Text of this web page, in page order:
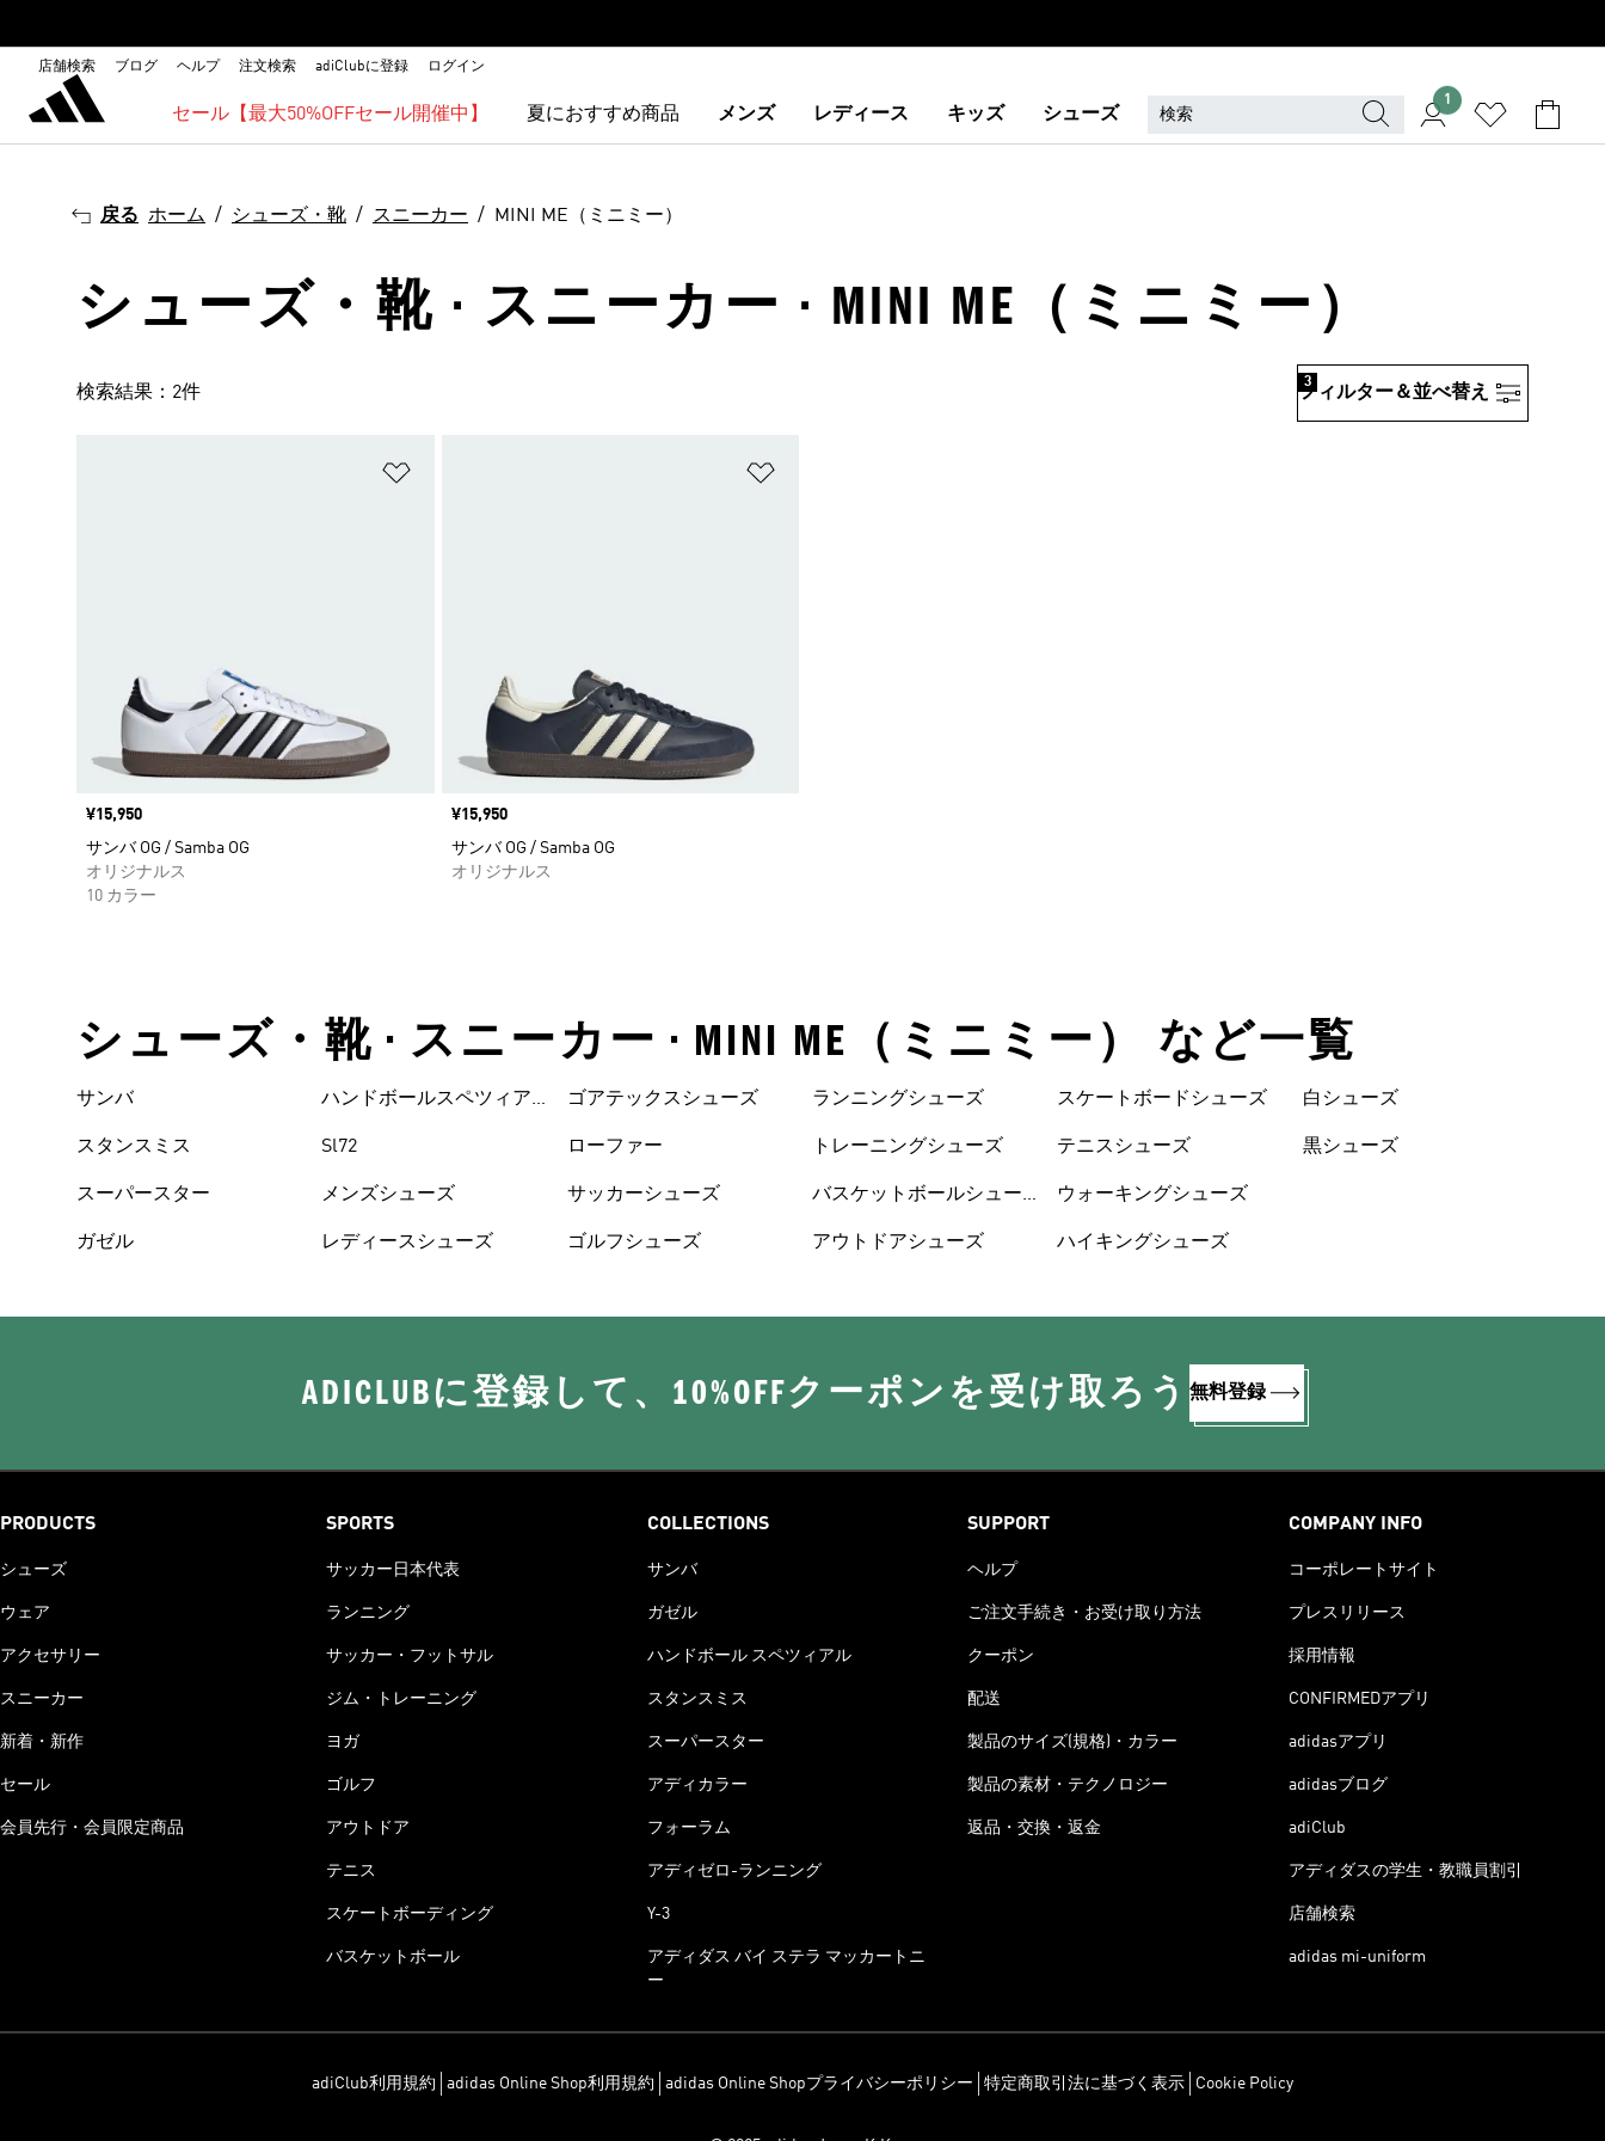
店舗検索 ブログ ヘルプ 注文検索 adiClubに登録 ログイン
セール【最大50%OFFセール開催中】 夏におすすめ商品 メンズ レディース キッズ シューズ
1
戻る ホーム シューズ・靴 スニーカー MINI ME（ミニミー）
シューズ・靴 · スニーカー · MINI ME（ミニミー）
検索結果：2件 フィルター＆並べ替え
3
価格
¥15,950
サンバ OG / Samba OG
オリジナルス
10 カラー
価格
¥15,950
サンバ OG / Samba OG
オリジナルス
シューズ・靴 • スニーカー • MINI ME（ミニミー） など一覧
サンバ
スタンスミス
スーパースター
ガゼル
ハンドボールスペツィア
Sl72
メンズシューズ
レディースシューズ
ゴアテックスシューズ
ローファー
サッカーシューズ
ゴルフシューズ
ランニングシューズ
トレーニングシューズ
バスケットボールシュー
アウトドアシューズ
スケートボードシューズ
テニスシューズ
ウォーキングシューズ
ハイキングシューズ
白シューズ
黒シューズ
ADICLUBに登録して、10%OFFクーポンを受け取ろう 無料登録
PRODUCTS
シューズ
ウェア
アクセサリー
スニーカー
新着・新作
セール
会員先行・会員限定商品
SPORTS
サッカー日本代表
ランニング
サッカー・フットサル
ジム・トレーニング
ヨガ
ゴルフ
アウトドア
テニス
スケートボーディング
バスケットボール
COLLECTIONS
サンバ
ガゼル
ハンドボール スペツィアル
スタンスミス
スーパースター
アディカラー
フォーラム
アディゼロ-ランニング
Y-3
アディダス バイ ステラ マッカートニ
ー
SUPPORT
ヘルプ
ご注文手続き・お受け取り方法
クーポン
配送
製品のサイズ(規格)・カラー
製品の素材・テクノロジー
返品・交換・返金
COMPANY INFO
コーポレートサイト
プレスリリース
採用情報
CONFIRMEDアプリ
adidasアプリ
adidasブログ
adiClub
アディダスの学生・教職員割引
店舗検索
adidas mi-uniform
adiClub利用規約 adidas Online Shop利用規約 adidas Online Shopプライバシーポリシー 特定商取引法に基づく表示 Cookie Policy